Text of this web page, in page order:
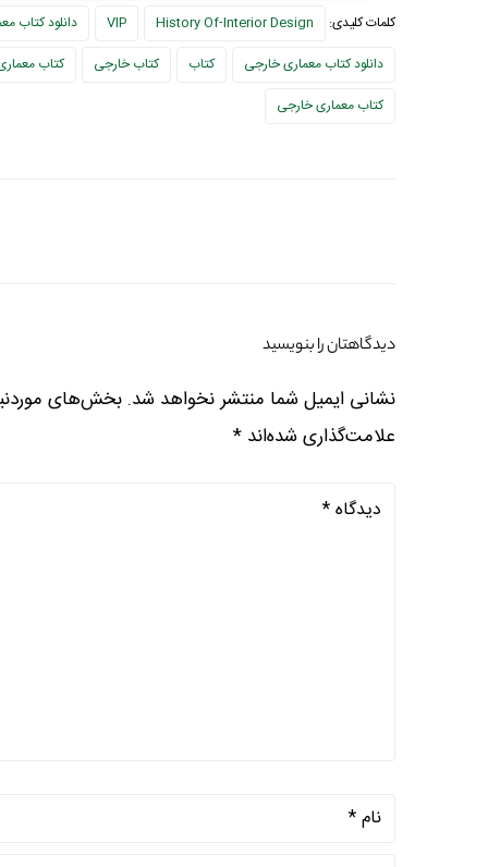
کلمات کلیدی: History Of-Interior Design
VIP
دانلود کتاب
دانلود کتاب معماری خارجی
کتاب کتاب خارجی
کتاب
کتاب معماری خارجی
دیدگاهتان را بنویسید
نشانی ایمیل شما منتشر نخواهد شد. بخش‌های
علامت‌گذاری شده‌اند *